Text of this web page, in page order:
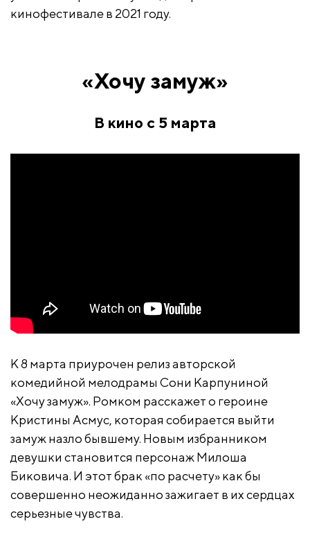
кинофестивале в 2021 году.
«Хочу замуж»
В кино с 5 марта
К 8 марта приурочен релиз авторской
комедийной мелодрамы Сони Карпуниной
«Хочу замуж». Ромком расскажет о героине
Кристины Асмус, которая собирается выйти
замуж назло бывшему. Новым избранником
девушки становится персонаж Милоша
Биковича. И этот брак «по расчету» как бы
совершенно неожиданно зажигает в их сердцах
серьезные чувства.